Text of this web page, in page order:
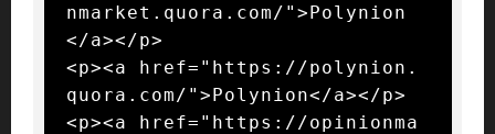
nmarket.quora.com/">Polynion
</a></p>
<p><a href="https://polynion.
quora.com/">Polynion</a></p>
<p><a href="https://opinionma